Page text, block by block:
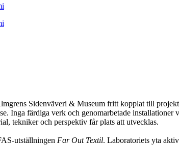
Sidenväveri & Museum fritt kopplat till
Inga färdiga verk och genomarbetade
tekniker och perspektiv får plats att utvecklas.
utställningen Far Out Textil. Laboratoriets yta